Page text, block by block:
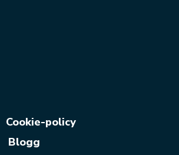
Cookie-policy
Blogg